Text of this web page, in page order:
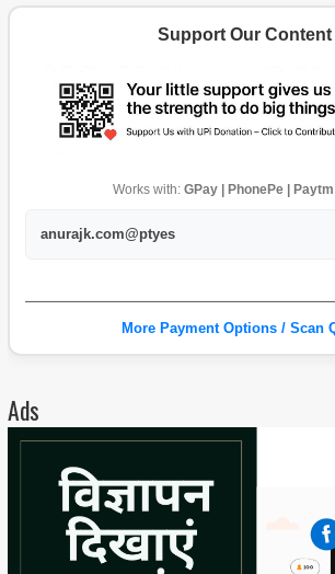
Support Our Content
Works with: GPay | PhonePe | Paytm
anurajk.com@ptyes
More Payment Options / Scan
Ads